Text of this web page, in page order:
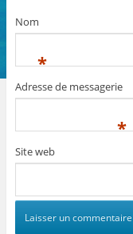
Nom
*
Adresse de messagerie
*
Site web